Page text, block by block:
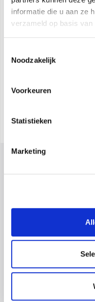
informatie die u aan ze
verzameld op basis
Noodzakelijk
Voorkeuren
Statistieken
Marketing
Registreer u nu
Olimpia Splendid S.p.A.
Maps